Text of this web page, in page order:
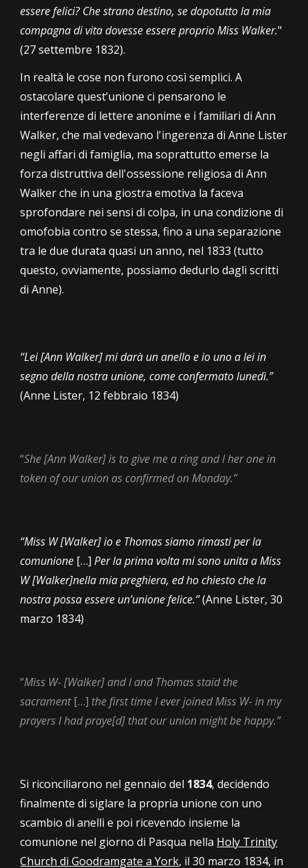
essere felici? Che strano destino, se dopotutto la mia
compagna di vita dovesse essere proprio Miss Walker."
(27 settembre 1832).
In realtà le cose non furono così semplici. A
ostacolare quest’unione ci pensarono le
interferenze di lettere anonime e i familiari di Ann
Walker, che mal vedevano l'ingerenza di Anne Lister
negli affari di famiglia, ma soprattutto emerse la
forza distruttiva dell'ossessione religiosa di Ann
Walker che in una giostra emotiva la faceva
sprofondare nei sensi di colpa, in una condizione di
omofobia contro se stessa, fino a una separazione
tra le due durata quasi un anno, nel 1833 (tutto
questo, ovviamente, possiamo dedurlo dagli scritti
di Anne).
“Lei [Ann Walker] mi darà un anello e io uno a lei in
segno della nostra unione, come confermato lunedì.”
(Anne Lister, 12 febbraio 1834)
“She [Ann Walker]is to give me a ring and I her one in
token of our union as confirmed on Monday.”
“Miss W [Walker] io e Thomas siamo rimasti per la
comunione […] Per la prima volta mi sono unita a Miss
W [Walker]nella mia preghiera, ed ho chiesto che la
nostra possa essere un’unione felice.”(Anne Lister,30
marzo 1834)
“Miss W- [Walker] and I and Thomas staid the
sacrament[…] the first time I ever joined Miss W- in my
prayers I had praye[d] that our union might be happy.”
Si riconciliarono nel gennaio del 1834, decidendo
finalmente di siglare la propria unione con uno
scambio di anelli e poi ricevendo insieme la
comunione nel giorno di Pasqua nella Holy Trinity
Church di Goodramgate a York, il 30 marzo 1834, in